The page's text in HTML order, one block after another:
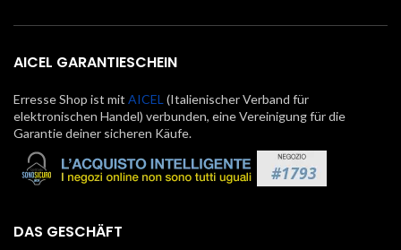
AICEL GARANTIESCHEIN
Erresse Shop ist mit AICEL (Italienischer Verband für
elektronischen Handel) verbunden, eine Vereinigung für die
Garantie deiner sicheren Käufe.
DAS GESCHÄFT